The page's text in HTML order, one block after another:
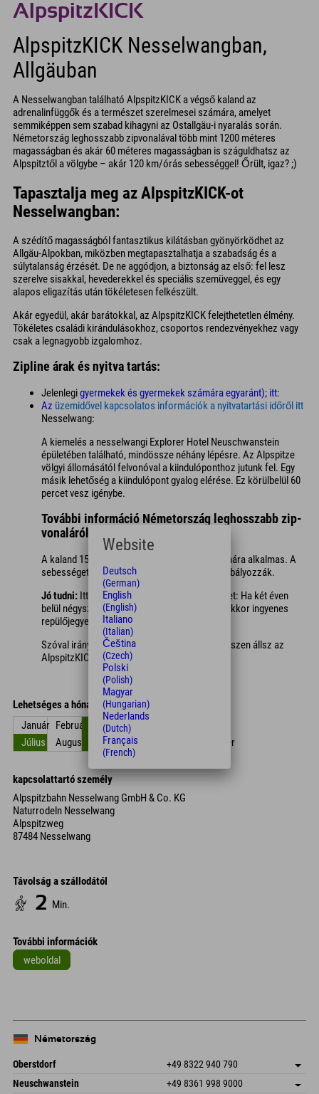
AlpspitzKICK
AlpspitzKICK Nesselwangban,
Allgäuban
A Nesselwangban található AlpspitzKICK a végső kaland az
adrenalinfüggők és a természet szerelmesei számára, amelyet
semmiképpen sem szabad kihagyni az Ostallgäu-i nyaralás során.
Németország leghosszabb zipvonalával több mint 1200 méteres
magasságban és akár 60 méteres magasságban is száguldhatsz az
Alpspitztől a völgybe – akár 120 km/órás sebességgel! Őrült, igaz? ;)
Tapasztalja meg az AlpspitzKICK-ot
Nesselwangban:
A szédítő magasságból fantasztikus kilátásban gyönyörködhet az
Allgäu-Alpokban, miközben megtapasztalhatja a szabadság és a
súlytalanság érzését. De ne aggódjon, a biztonság az első: fel lesz
szerelve sisakkal, hevederekkel és speciális szemüveggel, és egy
alapos eligazítás után tökéletesen felkészült.
Akár egyedül, akár barátokkal, az AlpspitzKICK felejthetetlen élmény.
Tökéletes családi kirándulásokhoz, csoportos rendezvényekhez vagy
csak a legnagyobb izgalomhoz.
Zipline árak és nyitva tartás:
Jelenlegigyermekek és gyermekek számára egyaránt); itt:
Az üzemidővel kapcsolatos információk a nyitvatartási időről itt
Nesselwang:
A kiemelés a nesselwangi Explorer Hotel Neuschwanstein
épületében található, mindössze néhány lépésre. Az Alpspitze
völgyi állomásától felvonóval a kiindulóponthoz jutunk fel. Egy
másik lehetőség a kiindulópont gyalog elérése. Ez körülbelül 60
percet vesz igénybe.
További információ Németország leghosszabb zip-
vonaláról:
A kaland 150 cm-nél magasabb emberek számára alkalmas. A
sebességet automatikus mágneses fékek szabályozzák.
Jó tudni: Itt még bónuszmérföldeket is gyűjthet: Ha két éven
belül négyszer használja az AlpspitzKICK-ot, akkor ingyenes
repülőjegyet kap.
Szóval irány Nesselwang, és fel az egekbe! Készen állsz az
AlpspitzKICK-ra?!
Lehetséges a hónapokban
Január Február MárciusÁprilis
Július
Augusztus Szept. Október December
kapcsolattartó személy
Alpspitzbahn Nesselwang GmbH & Co. KG
Naturrodeln Nesselwang
Alpspitzweg
87484 Nesselwang
Távolság a szállodától
2 Min.
További információk
weboldal
Németország
Oberstdorf +49 8322 940 790
An der Breitach 3
Cím mentése
Neuschwanstein +49 8361 998 9000
Website
Deutsch
(German)
English
(English)
Italiano
(Italian)
Čeština
(Czech)
Polski
(Polish)
Magyar
(Hungarian)
Nederlands
(Dutch)
Français
(French)